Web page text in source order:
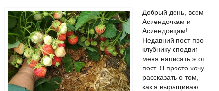
Добрый день, всем
Асиендочкам и
Асиендовцам!
Недавний пост про
клубнику сподвиг
меня написать этот
пост. Я просто хочу
рассказать о том,
как я выращиваю